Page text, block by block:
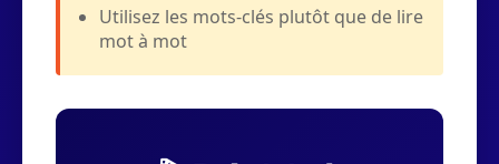
Utilisez les mots-clés plutôt que de lire
mot à mot